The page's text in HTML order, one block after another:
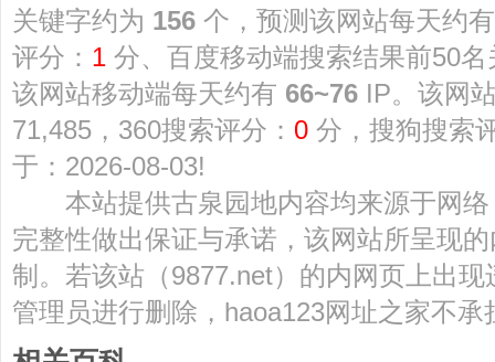
关键字约为 156 个，预测该网站每天约
评分： 1 分、百度移动端搜索结果前50
该网站移动端每天约有 66~76 IP。该网
71,485，360搜索评分： 0 分，搜狗搜索
于：2026-08-03!
本站提供古泉园地内容均来源于网络
完整性做出保证与承诺，该网站所呈现
制。若该站（9877.net）的内网页上出
管理员进行删除，haoa123网址之家不承